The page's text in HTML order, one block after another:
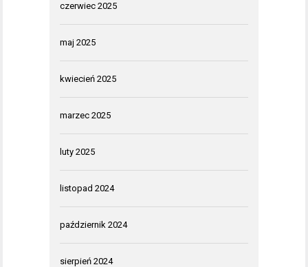
czerwiec 2025
maj 2025
kwiecień 2025
marzec 2025
luty 2025
listopad 2024
październik 2024
sierpień 2024